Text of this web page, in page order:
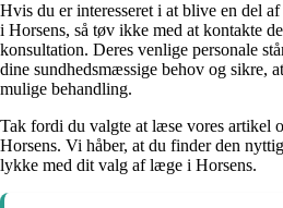
Hvis du er interesseret i at blive en del
i Horsens, så tøv ikke med at kontakte
konsultation. Deres venlige personale
dine sundhedsmæssige behov og sikre,
mulige behandling.
Tak fordi du valgte at læse vores artikel
Horsens. Vi håber, at du finder den
lykke med dit valg af læge i Horsens.